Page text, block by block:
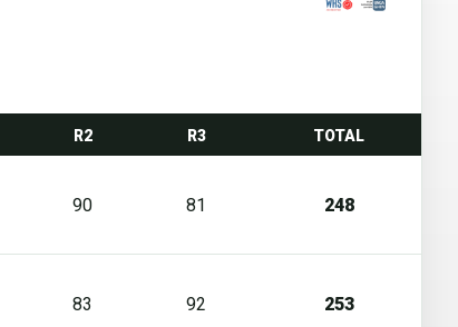
R2 R3 TOTAL
90 81 248
83 92 253